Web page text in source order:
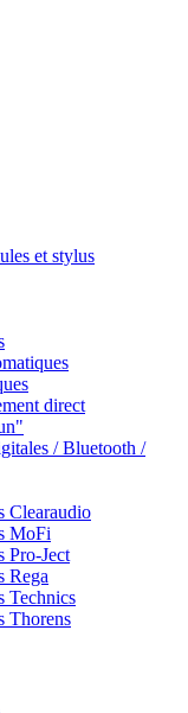
et stylus
direct
/ Bluetooth /
Clearaudio
MoFi
Pro-Ject
Rega
Technics
Thorens